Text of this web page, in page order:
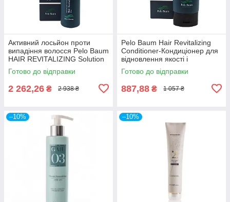
Активний лосьйон проти
випадіння волосся Pelo Baum
HAIR REVITALIZING Solution
60мл
Готово до відправки
2 262,26 ₴ 2 938 ₴
Pelo Baum Hair Revitalizing
Conditioner-Кондиціонер для
відновлення якості і
структури волосся
Готово до відправки
887,88 ₴ 1 057 ₴
–10% –10%